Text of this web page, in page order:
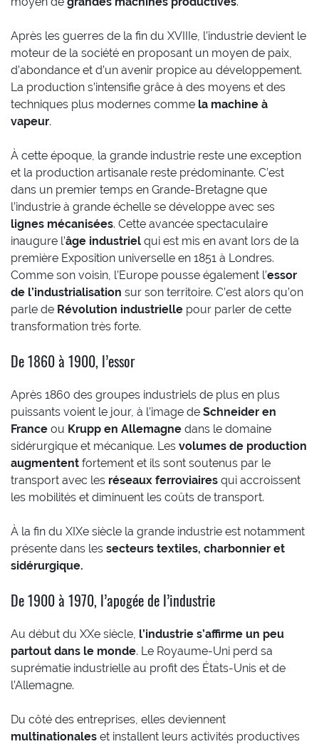
Après les guerres de la fin du XVIIIe, l’industrie devient le
moteur de la société en proposant un moyen de paix,
d’abondance et d’un avenir propice au développement.
La production s’intensifie grâce à des moyens et des
techniques plus modernes comme la machine à
vapeur.
À cette époque, la grande industrie reste une exception
et la production artisanale reste prédominante. C’est
dans un premier temps en Grande-Bretagne que
l’industrie à grande échelle se développe avec ses
lignes mécanisées. Cette avancée spectaculaire
inaugure l’âge industriel qui est mis en avant lors de la
première Exposition universelle en 1851 à Londres.
Comme son voisin, l’Europe pousse également l’essor
de l’industrialisation sur son territoire. C’est alors qu’on
parle de Révolution industrielle pour parler de cette
transformation très forte.
De 1860 à 1900, l’essor
Après 1860 des groupes industriels de plus en plus
puissants voient le jour, à l’image de Schneider en
France ou Krupp en Allemagne dans le domaine
sidérurgique et mécanique. Les volumes de production
augmentent fortement et ils sont soutenus par le
transport avec les réseaux ferroviaires qui accroissent
les mobilités et diminuent les coûts de transport.
À la fin du XIXe siècle la grande industrie est notamment
présente dans les secteurs textiles, charbonnier et
sidérurgique.
De 1900 à 1970, l’apogée de l’industrie
Au début du XXe siècle, l’industrie s’affirme un peu
partout dans le monde. Le Royaume-Uni perd sa
suprématie industrielle au profit des États-Unis et de
l’Allemagne.
Du côté des entreprises, elles deviennent
multinationales et installent leurs activités productives